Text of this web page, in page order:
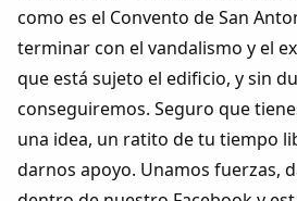
Idiosincrasia
Diccionario
Traductor
como es el Convento de San
terminar con el vandalismo y el
que está sujeto el edificio, y sin
conseguiremos. Seguro que
una idea, un ratito de tu tiempo
darnos apoyo. Unamos fuerzas,